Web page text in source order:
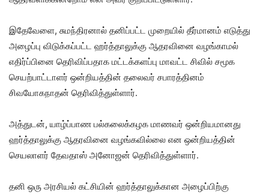
இதேவேளை, சுமந்திரனால் தனிப்பட்ட முறையில் தீர்மானம் எடுத்து
அழைப்பு விடுக்கப்பட்ட ஹர்த்தாலுக்கு ஆதரவினை வழங்காமல்
எதிர்ப்பினை தெரிவிப்பதாக மட்டக்களப்பு மாவட்ட சிவில் சமூக
செயற்பாட்டாளர் ஒன்றியத்தின் தலைவர் சபாரத்தினம்
சிவயோகநாதன் தெரிவித்துள்ளார்.
அத்துடன், யாழ்ப்பாண பல்கலைக்கழக மாணவர் ஒன்றியமானது
ஹர்த்தாலுக்கு ஆதரவினை வழங்கவில்லை என ஒன்றியத்தின்
செயலாளர் தேவதாஸ் அனோஜன் தெரிவித்துள்ளார்.
தனி ஒரு அரசியல் கட்சியின் ஹர்த்தாலுக்கான அழைப்பிற்கு